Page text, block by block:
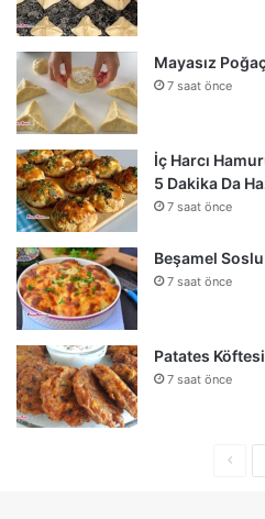
Mayasız
7 saat önce
İç Harcı
5 Dakika Da
7 saat önce
Beşamel
7 saat önce
Patates
7 saat önce